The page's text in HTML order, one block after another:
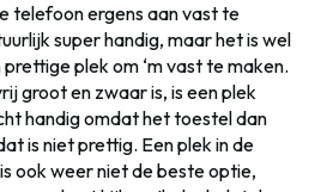
telefoon ergens aan vast te
super handig, maar het is wel
plek om ‘m vast te maken.
groot en zwaar is, is een plek
handig omdat het toestel dan
is niet prettig. Een plek in de
ook weer niet de beste optie,